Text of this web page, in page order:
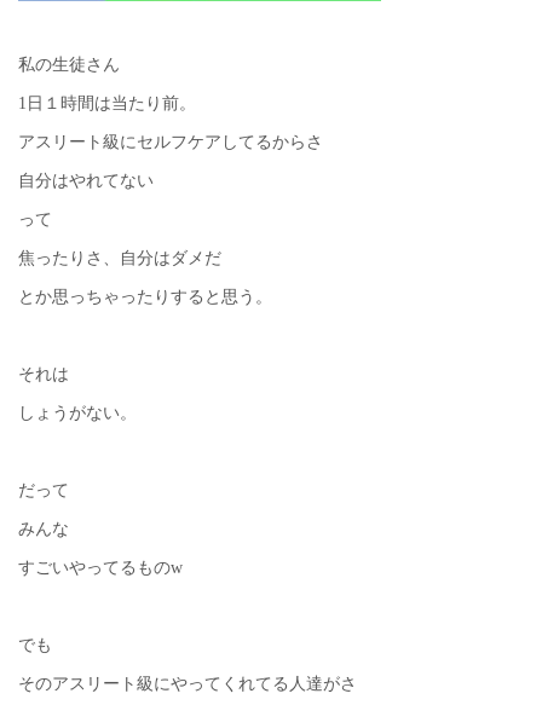
私の生徒さん
1日１時間は当たり前。
アスリート級にセルフケアしてるからさ
自分はやれてない
って
焦ったりさ、自分はダメだ
とか思っちゃったりすると思う。
それは
しょうがない。
だって
みんな
すごいやってるものw
でも
そのアスリート級にやってくれてる人達がさ